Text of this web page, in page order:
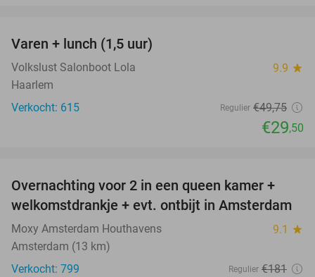
Varen + lunch (1,5 uur)
Volkslust Salonboot Lola 9.9 star
Haarlem
Verkocht: 615
Regulier €49,75
€29,50
51%
Overnachting voor 2 in een queen kamer +
welkomstdrankje + evt. ontbijt in Amsterdam
Moxy Amsterdam Houthavens 9.1 star
Amsterdam (13 km)
Verkocht: 799
Regulier €181